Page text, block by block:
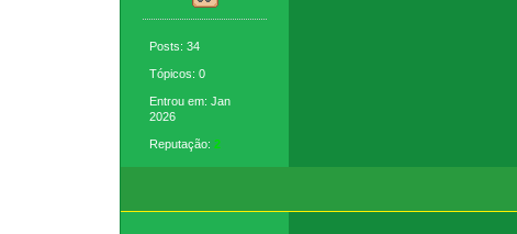
Posts: 34
Tópicos: 0
Entrou em: Jan
2026
Reputação:2